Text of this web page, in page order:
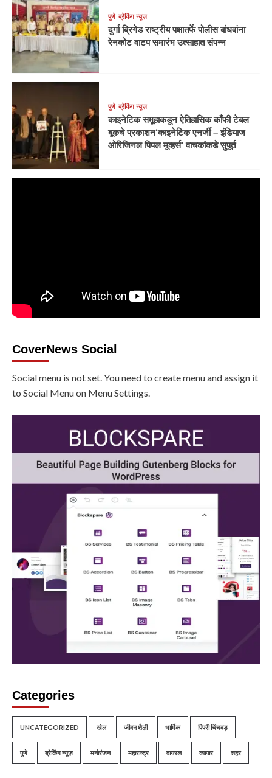
पुणे ब्रेकिंग न्यूज़
दुर्गा ब्रिगेड राष्ट्रीय पक्षातर्फे पोलीस बांधवांना
रेनकोट वाटप समारंभ उत्साहात संपन्न
पुणे ब्रेकिंग न्यूज़
काइनेटिक समूहाकडून ऐतिहासिक काँफी टेबल
बूकचे प्रकाशन‘काइनेटिक एनर्जी – इंडियाज
ओरिजिनल पिपल मूव्हर्स’ वाचकांकडे सुपूर्त
CoverNews Social
Social menu is not set. You need to create menu and assign it
to Social Menu on Menu Settings.
Categories
UNCATEGORIZED खेल जीवन शैली धार्मिक पिंपरी चिंचवड़
पुणे ब्रेकिंग न्यूज़ मनोरंजन महाराष्ट्र वायरल व्यापार शहर